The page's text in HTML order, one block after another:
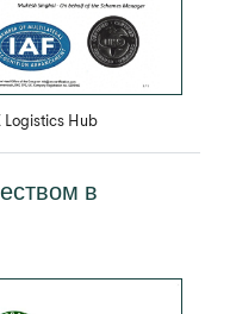
Logistics Hub
в